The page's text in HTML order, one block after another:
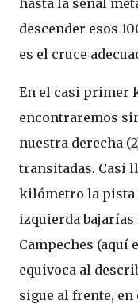
descender esos
es el cruce
En el casi primer
encontraremos
nuestra derecha
transitadas. Casi
kilómetro la pista
izquierda
Campeches (aquí
equivoca al
sigue al frente, en